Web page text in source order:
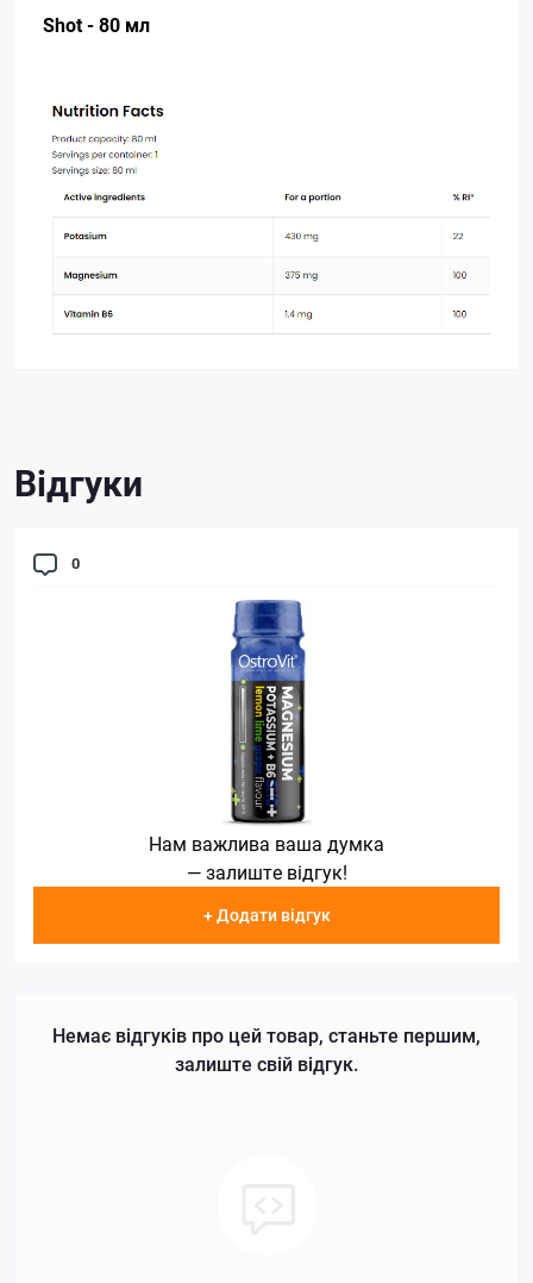
Shot - 80 мл
Відгуки
0
Нам важлива ваша думка
— залиште відгук!
+ Додати відгук
Немає відгуків про цей товар, станьте першим,
залиште свій відгук.